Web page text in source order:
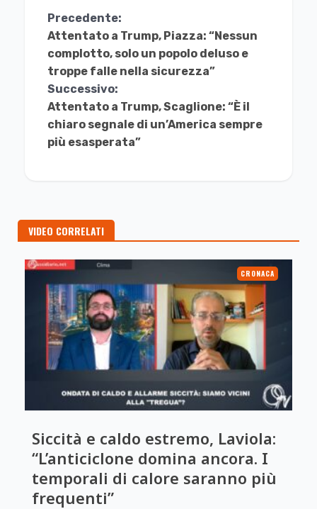
Continua
a
Leggere
Precedente:
Attentato a Trump, Piazza: “Nessun
complotto, solo un popolo deluso e
troppe falle nella sicurezza”
Successivo:
Attentato a Trump, Scaglione: “È il
chiaro segnale di un’America sempre
più esasperata”
VIDEO CORRELATI
CRONACA
Siccità e caldo estremo, Laviola:
“L’anticiclone domina ancora. I
temporali di calore saranno più
frequenti”